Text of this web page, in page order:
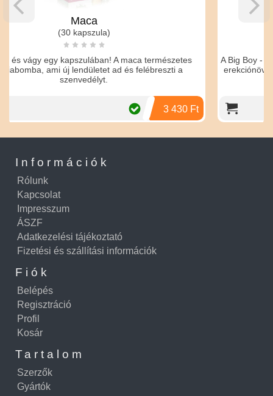
természetes
a
A Big Boy - Golden Erect férfiaknak készükt,
erekciónövelő krém, amely természetes
Információk
Rólunk
Kapcsolat
Impresszum
ÁSZF
Adatkezelési tájékoztató
Fizetési és szállítási információk
Fiók
Belépés
Regisztráció
Profil
Kosár
Tartalom
Szerzők
Gyártók